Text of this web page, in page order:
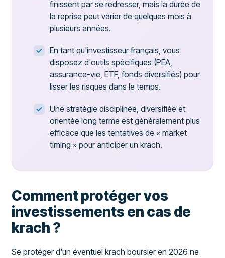
finissent par se redresser, mais la durée de
la reprise peut varier de quelques mois à
plusieurs années.
En tant qu'investisseur français, vous
disposez d'outils spécifiques (PEA,
assurance-vie, ETF, fonds diversifiés) pour
lisser les risques dans le temps.
Une stratégie disciplinée, diversifiée et
orientée long terme est généralement plus
efficace que les tentatives de « market
timing » pour anticiper un krach.
Comment protéger vos
investissements en cas de
krach ?
Se protéger d'un éventuel krach boursier en 2026 ne